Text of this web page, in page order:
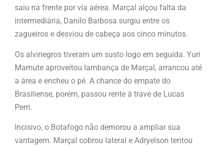
saiu na frente por via aérea. Marçal alçou falta da
intermediária, Danilo Barbosa surgiu entre os
zagueiros e desviou de cabeça aos cinco minutos.
Os alvinegros tiveram um susto logo em seguida. Yuri
Mamute aproveitou lambança de Marçal, arrancou até
a área e encheu o pé. A chance do empate do
Brasiliense, porém, passou rente à trave de Lucas
Perri.
Incisivo, o Botafogo não demorou a ampliar sua
vantagem. Marçal cobrou lateral e Adryelson tentou